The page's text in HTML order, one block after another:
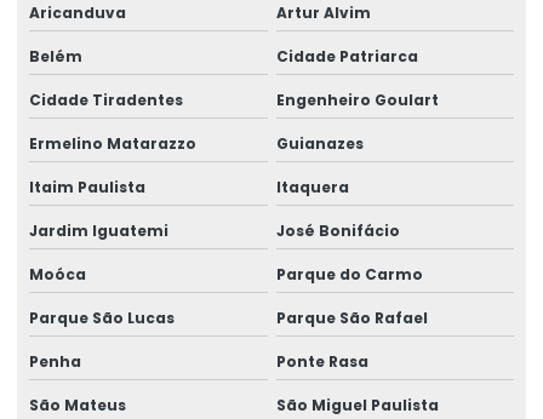
Laudo de construção civil
Laudo De Avaliação Estrutura Metálica
Laudo De Estrutura De Telhado
Laudo Estrutural
Laudo Estrutural Predio
Laudo estrutural residencial
Laudo Estrutural Telhado
Aricanduva Artur Alvim
Belém Cidade Patriarca
Cidade Tiradentes Engenheiro Goulart
Ermelino Matarazzo Guianazes
Itaim Paulista Itaquera
Jardim Iguatemi José Bonifácio
Moóca Parque do Carmo
Parque São Lucas Parque São Rafael
Penha Ponte Rasa
São Mateus São Miguel Paulista